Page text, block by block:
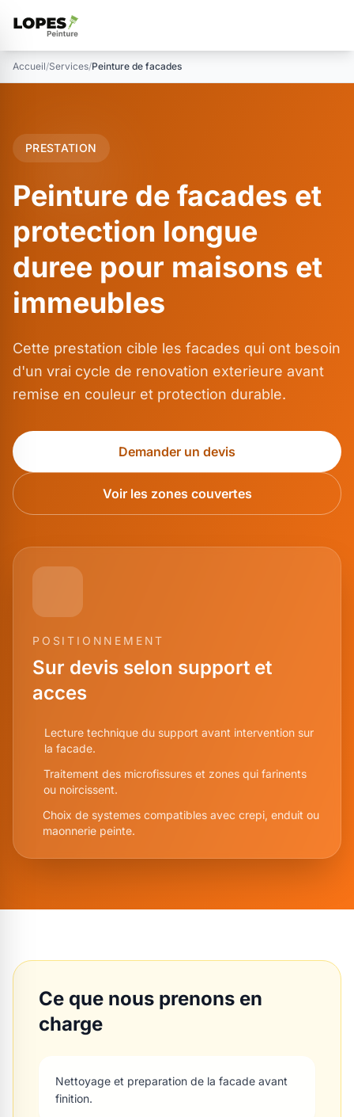
Accueil/Services/Peinture de facades
PRESTATION
Peinture de facades et
protection longue
duree pour maisons et
immeubles
Cette prestation cible les facades qui ont besoin
d'un vrai cycle de renovation exterieure avant
remise en couleur et protection durable.
Demander un devis
Voir les zones couvertes
POSITIONNEMENT
Sur devis selon support et
acces
Lecture technique du support avant intervention sur
la facade.
Traitement des microfissures et zones qui farinents
ou noircissent.
Choix de systemes compatibles avec crepi, enduit ou
maonnerie peinte.
Ce que nous prenons en
charge
Nettoyage et preparation de la facade avant
finition.